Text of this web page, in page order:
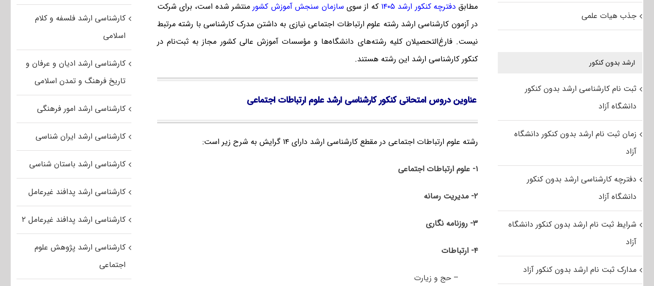
مطابق دفترچه کنکور ارشد ۱۴۰۵ که از سوی سازمان سنجش آموزش کشورمنتشر شده است، برای شرکت
در آزمون کارشناسی ارشد رشته علوم ارتباطات اجتماعی نیازی به داشتن مدرک کارشناسی با رشته مرتبط
نیست. فارغ‌‌التحصیلان کلیه رشته‌های دانشگاه‌ها و مؤسسات آموزش عالی کشور مجاز به ثبت‌نام در
کنکور کارشناسی ارشد این رشته هستند.
عناوین دروس امتحانی کنکور کارشناسی ارشد علوم ارتباطات اجتماعی
رشته علوم ارتباطات اجتماعی در مقطع کارشناسی ارشد دارای ۱۴ گرایش به شرح زیر است:
۱- علوم ارتباطات اجتماعی
۲- مدیریت رسانه
۳- روزنامه نگاری
۴- ارتباطات
– حج و زیارت
کارشناسی ارشد فلسفه و کلام
اسلامی
کارشناسی ارشد ادیان و عرفان و
تاریخ فرهنگ و تمدن اسلامی
کارشناسی ارشد امور فرهنگی
کارشناسی ارشد ایران شناسی
کارشناسی ارشد باستان شناسی
کارشناسی ارشد پدافند غیرعامل
کارشناسی ارشد پدافند غیرعامل ۲
کارشناسی ارشد پژوهش علوم
اجتماعی
جذب هیات علمی
ارشد بدون کنکور
ثبت نام کارشناسی ارشد بدون کنکور
دانشگاه آزاد
زمان ثبت نام ارشد بدون کنکور دانشگاه
آزاد
دفترچه کارشناسی ارشد بدون کنکور
دانشگاه آزاد
شرایط ثبت نام ارشد بدون کنکور دانشگاه
آزاد
مدارک ثبت نام ارشد بدون کنکور آزاد